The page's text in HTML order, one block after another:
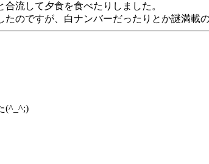
流して夕食を食べたりしました。
たのですが、白ナンバーだったりとか謎満載
(^_^;)